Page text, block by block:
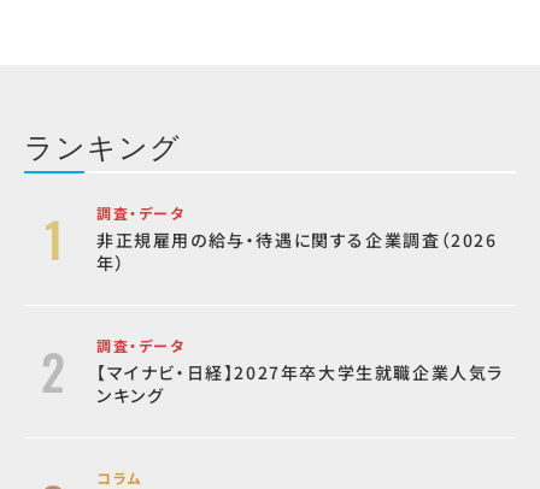
ランキング
調査・データ
非正規雇用の給与・待遇に関する企業調査（2026
年）
調査・データ
【マイナビ・日経】2027年卒大学生就職企業人気ラ
ンキング
コラム